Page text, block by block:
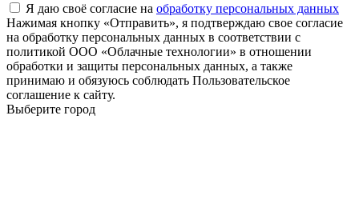
Я даю своё согласие на обработку персональных данных
Нажимая кнопку «Отправить», я подтверждаю свое согласие
на обработку персональных данных в соответствии с
политикой ООО «Облачные технологии» в отношении
обработки и защиты персональных данных, а также
принимаю и обязуюсь соблюдать Пользовательское
соглашение к сайту.
Выберите город